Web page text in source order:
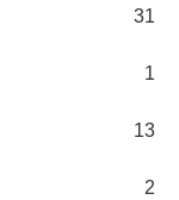
31
1
13
2